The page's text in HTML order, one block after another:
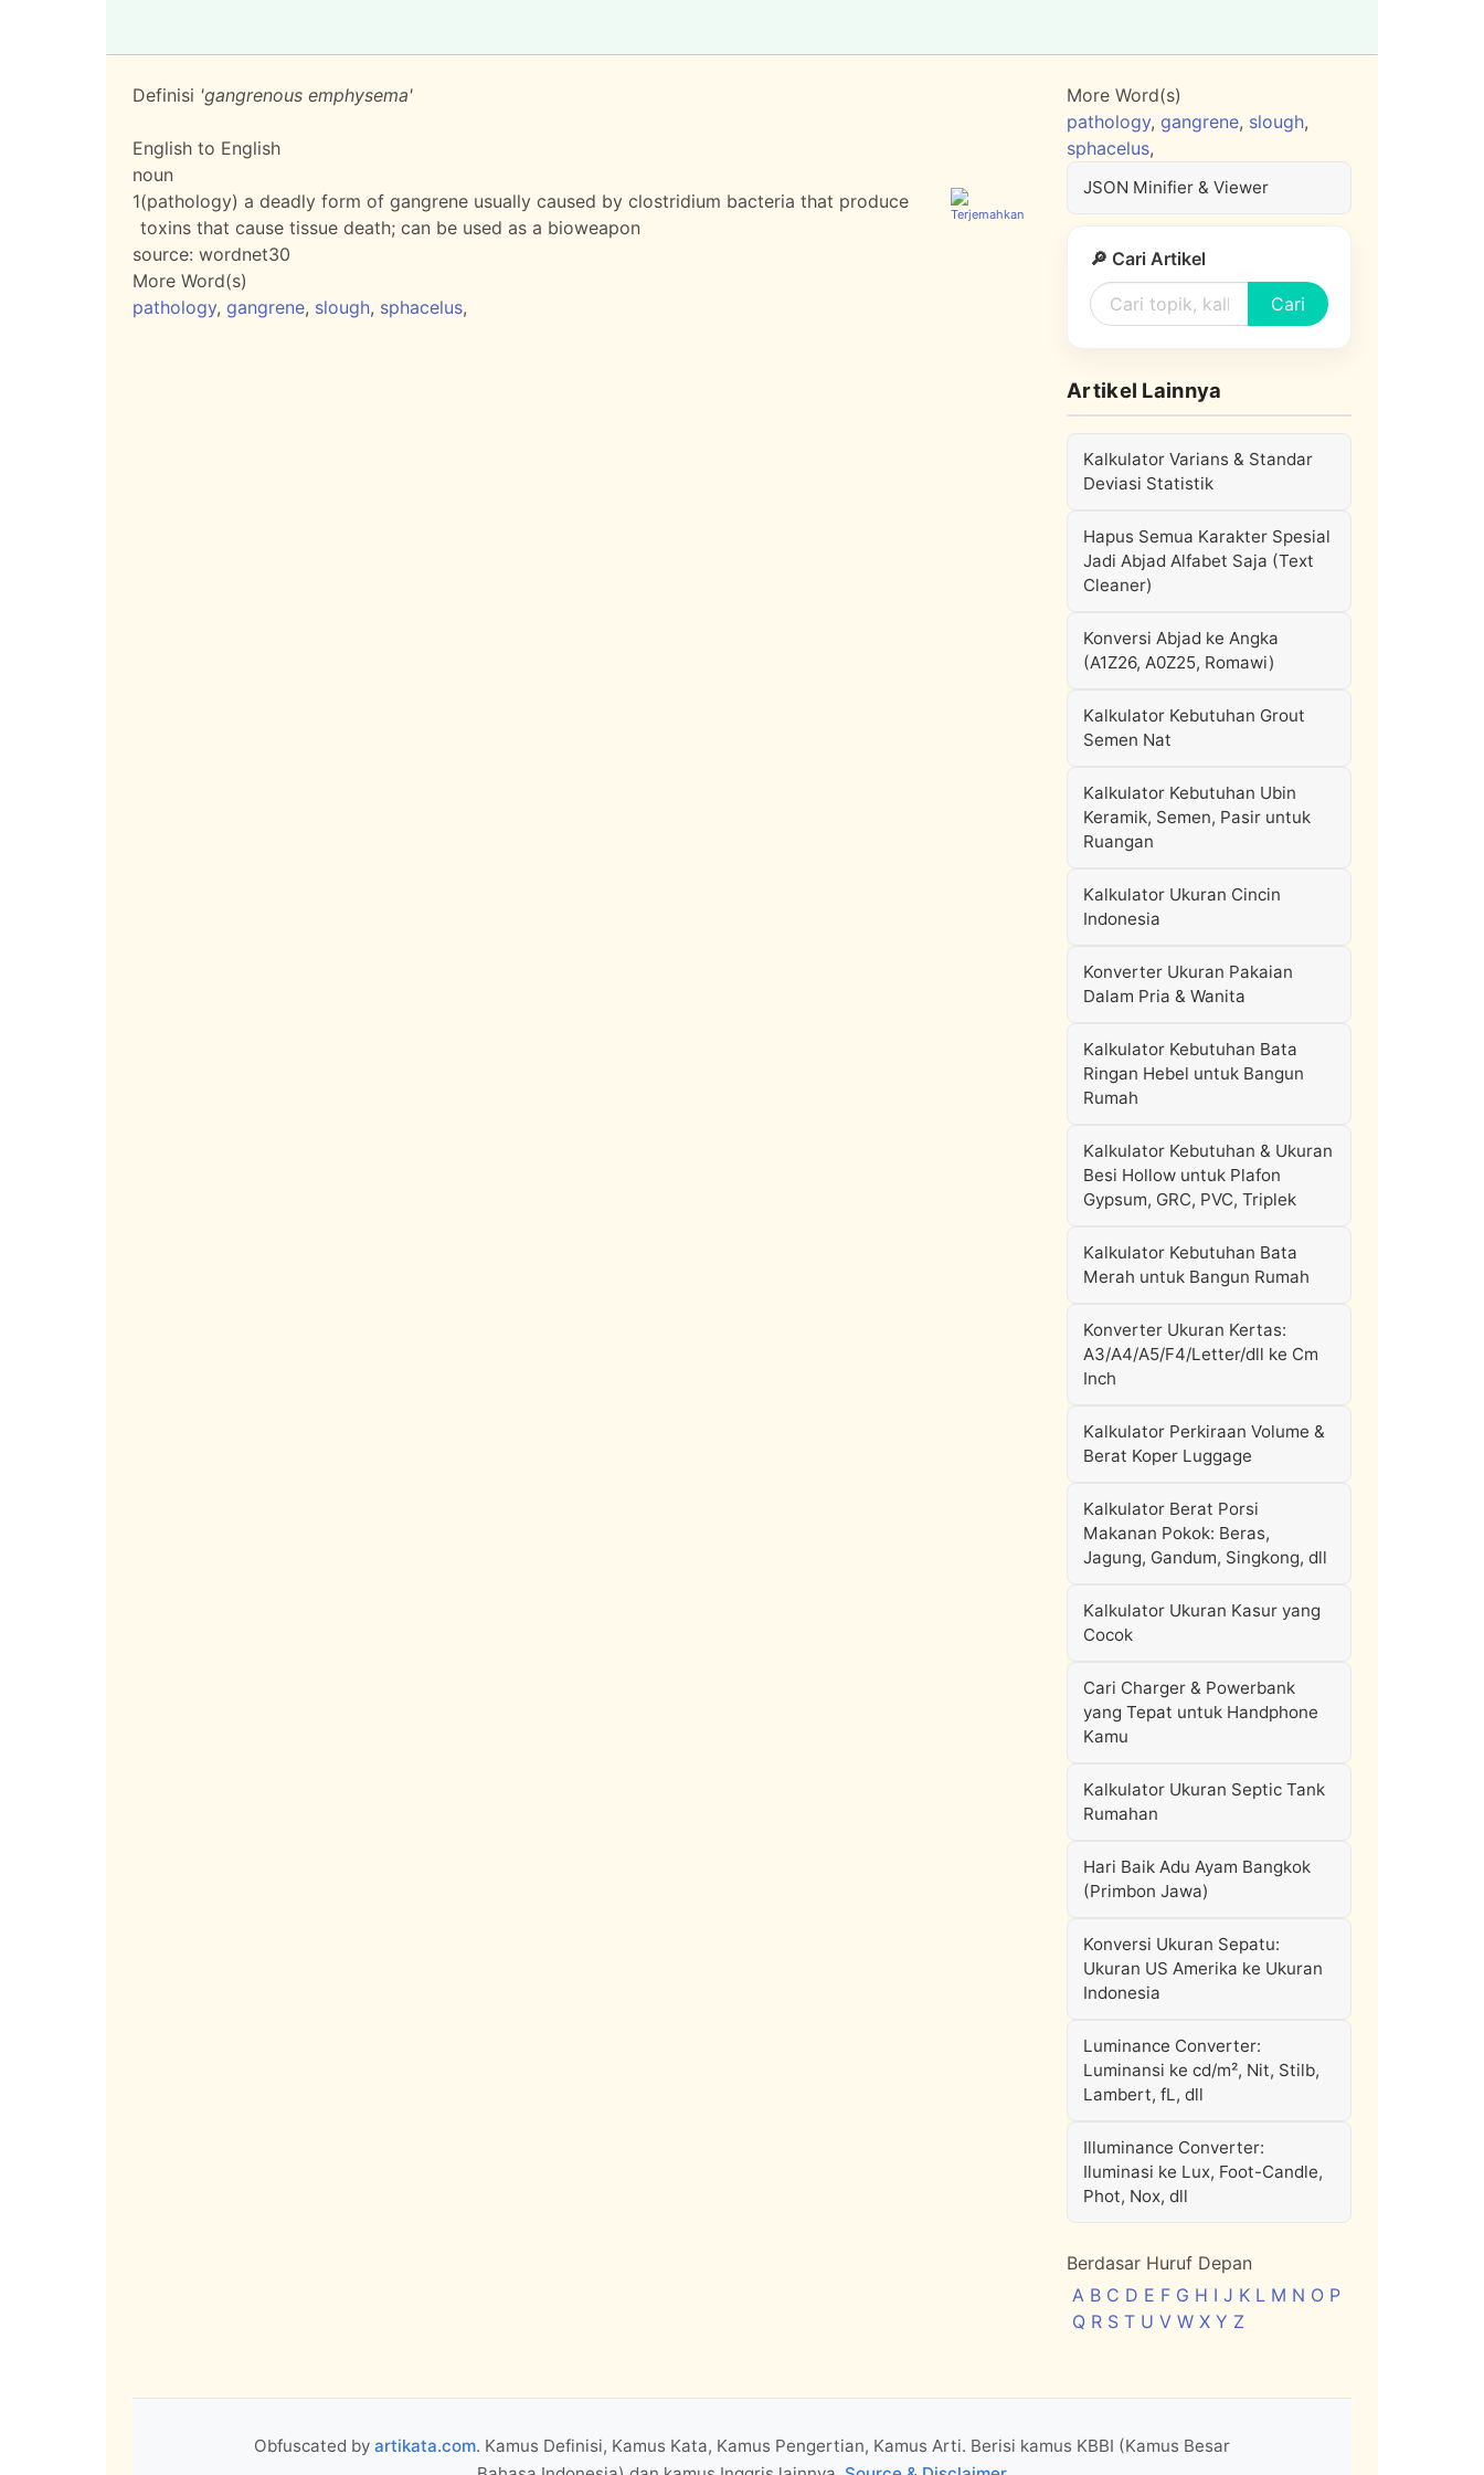
Definisi 'gangrenous emphysema'
English to English
noun
1(pathology) a deadly form of gangrene usually caused by clostridium bacteria that produce
toxins that cause tissue death; can be used as a bioweapon
source: wordnet30
More Word(s)
pathology, gangrene, slough, sphacelus,
More Word(s)
pathology, gangrene, slough,
sphacelus,
JSON Minifier & Viewer
🔎 Cari Artikel
Cari
Artikel Lainnya
Kalkulator Varians & Standar
Deviasi Statistik
Hapus Semua Karakter Spesial
Jadi Abjad Alfabet Saja (Text
Cleaner)
Konversi Abjad ke Angka
(A1Z26, A0Z25, Romawi)
Kalkulator Kebutuhan Grout
Semen Nat
Kalkulator Kebutuhan Ubin
Keramik, Semen, Pasir untuk
Ruangan
Kalkulator Ukuran Cincin
Indonesia
Konverter Ukuran Pakaian
Dalam Pria & Wanita
Kalkulator Kebutuhan Bata
Ringan Hebel untuk Bangun
Rumah
Kalkulator Kebutuhan & Ukuran
Besi Hollow untuk Plafon
Gypsum, GRC, PVC, Triplek
Kalkulator Kebutuhan Bata
Merah untuk Bangun Rumah
Konverter Ukuran Kertas:
A3/A4/A5/F4/Letter/dll ke Cm
Inch
Kalkulator Perkiraan Volume &
Berat Koper Luggage
Kalkulator Berat Porsi
Makanan Pokok: Beras,
Jagung, Gandum, Singkong, dll
Kalkulator Ukuran Kasur yang
Cocok
Cari Charger & Powerbank
yang Tepat untuk Handphone
Kamu
Kalkulator Ukuran Septic Tank
Rumahan
Hari Baik Adu Ayam Bangkok
(Primbon Jawa)
Konversi Ukuran Sepatu:
Ukuran US Amerika ke Ukuran
Indonesia
Luminance Converter:
Luminansi ke cd/m², Nit, Stilb,
Lambert, fL, dll
Illuminance Converter:
Iluminasi ke Lux, Foot-Candle,
Phot, Nox, dll
Berdasar Huruf Depan
A B C D E F G H I J K L M N O P
Q R S T U V W X Y Z
Obfuscated by artikata.com. Kamus Definisi, Kamus Kata, Kamus Pengertian, Kamus Arti. Berisi kamus KBBI (Kamus Besar